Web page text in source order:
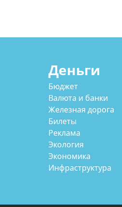
Деньги
Бюджет
Валюта и банки
Железная дорога
Билеты
Реклама
Экология
Экономика
Инфраструктура